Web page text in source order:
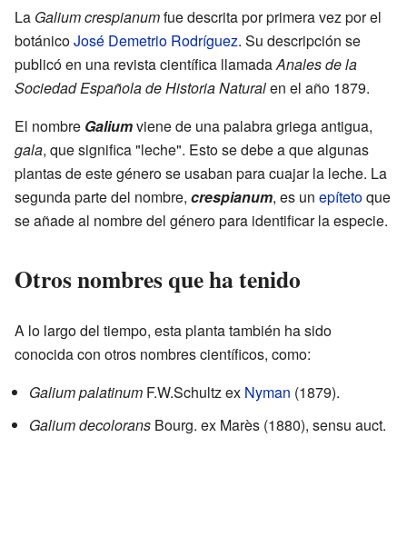
La Galium crespianumfue descrita por primera vez por el
botánicoJosé Demetrio Rodríguez. Su descripción se
publicó en una revista científica llamadaAnales de la
Sociedad Española de Historia Naturalen el año 1879.
El nombre Galiumviene de una palabra griega antigua,
gala, que significa "leche". Esto se debe a que algunas
plantas de este género se usaban para cuajar la leche. La
segunda parte del nombre, crespianum, es un epítetoque
se añade al nombre del género para identificar la especie.
Otros nombres que ha tenido
A lo largo del tiempo, esta planta también ha sido
conocida con otros nombres científicos, como:
Galium palatinum F.W.Schultz ex Nyman (1879).
Galium decolorans Bourg. ex Marès (1880), sensu auct.